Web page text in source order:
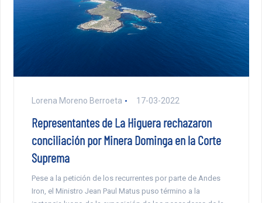
Lorena Moreno Berroeta 17-03-2022
Representantes de La Higuera rechazaron
conciliación por Minera Dominga en la Corte
Suprema
Pese a la petición de los recurrentes por parte de Andes
Iron, el Ministro Jean Paul Matus puso término a la